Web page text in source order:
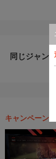
同じジャン
キャンペーン